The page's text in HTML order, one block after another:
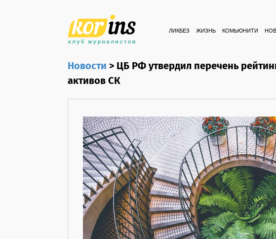
ЛИКБЕЗ ЖИЗНЬ КОМЬЮНИТИ
Новости>ЦБ РФ утвердил перечень
активов СК